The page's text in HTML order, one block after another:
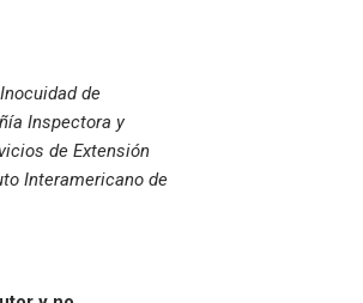
de
Inspectora y
de Extensión
Interamericano de